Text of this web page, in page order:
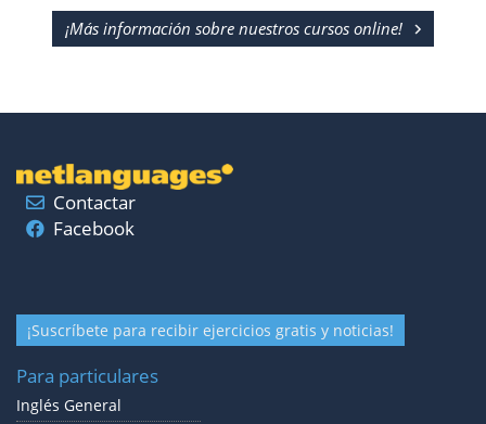
¡Más información sobre nuestros cursosonline!
Contactar
Facebook
¡Suscríbete para recibir ejercicios gratis y noticias!
Para particulares
Inglés General